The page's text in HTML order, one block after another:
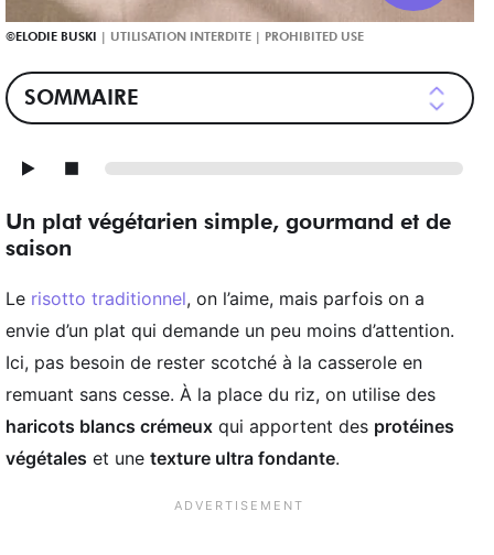
ELODIE BUSKI
SOMMAIRE
Un plat végétarien simple, gourmand et de
saison
Le risotto traditionnel, on l’aime, mais parfois on a
envie d’un plat qui demande un peu moins d’attention.
Ici, pas besoin de rester scotché à la casserole en
remuant sans cesse. À la place du riz, on utilise des
haricots blancs crémeux qui apportent des protéines
végétales et une texture ultra fondante.